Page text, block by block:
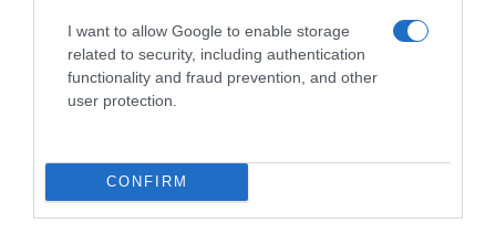
I want to allow Google to enable storage
related to security, including authentication
functionality and fraud prevention, and other
user protection.
CONFIRM